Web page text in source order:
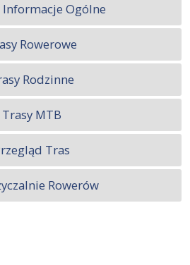
Informacje Ogólne
Rowerowe
Rodzinne
Trasy MTB
Tras
Rowerów